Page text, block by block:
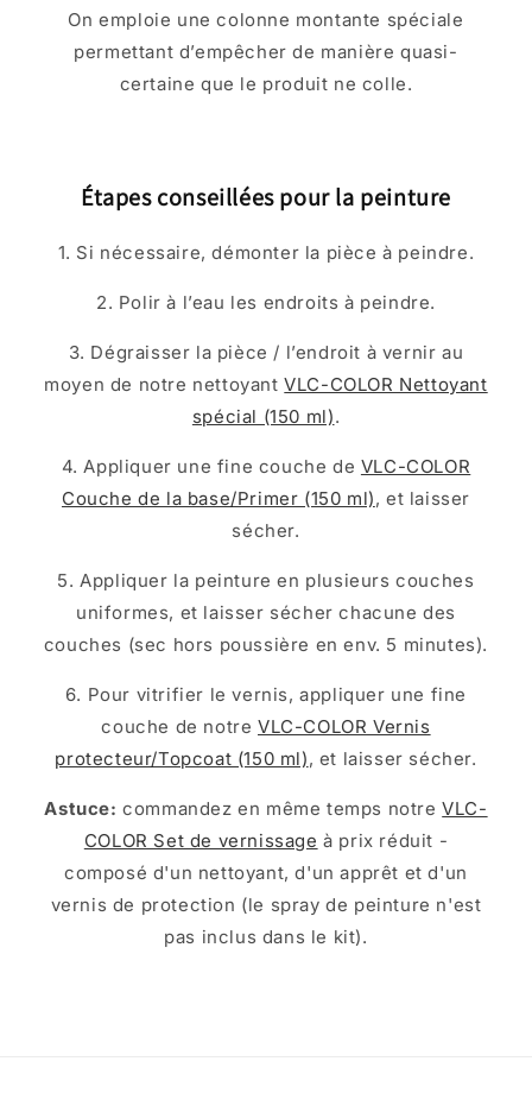
On emploie une colonne montante spéciale
permettant d’empêcher de manière quasi-
certaine que le produit ne colle.
Étapes conseillées pour la peinture
1. Si nécessaire, démonter la pièce à peindre.
2. Polir à l’eau les endroits à peindre.
3. Dégraisser la pièce / l’endroit à vernir au
moyen de notre nettoyantVLC-COLOR Nettoyant
spécial (150 ml).
4. Appliquer une fine couche de VLC-COLOR
Couche de la base/Primer (150 ml), et laisser
sécher.
5. Appliquer la peinture en plusieurs couches
uniformes, et laisser sécher chacune des
couches (sec hors poussière en env. 5 minutes).
6. Pour vitrifier le vernis, appliquer une fine
couche de notre VLC-COLOR Vernis
protecteur/Topcoat (150 ml), et laisser sécher.
Astuce: commandez en même temps notreVLC-
COLOR Set de vernissage à prix réduit -
composé d'un nettoyant, d'un apprêt et d'un
vernis de protection (le spray de peinture n'est
pas inclus dans le kit).